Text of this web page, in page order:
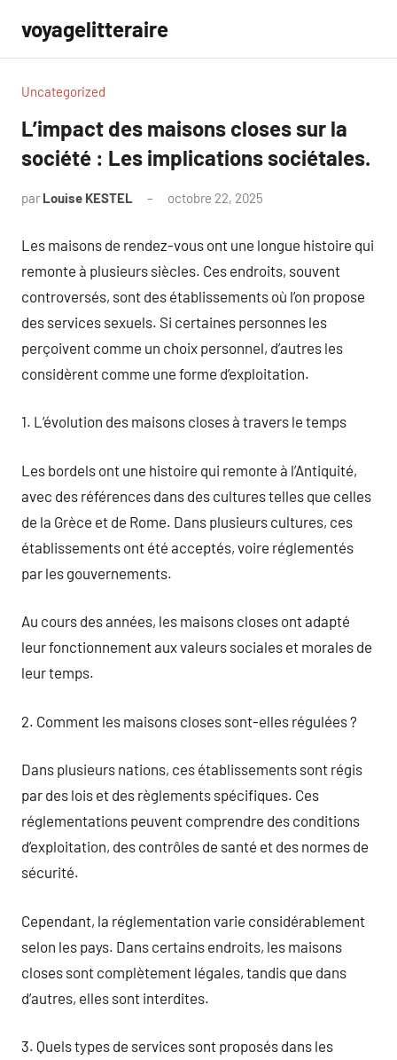
contenu
voyagelitteraire
Uncategorized
L’impact des maisons closes sur la
société : Les implications sociétales.
par Louise KESTEL octobre 22, 2025
Les maisons de rendez-vous ont une longue histoire qui
remonte à plusieurs siècles. Ces endroits, souvent
controversés, sont des établissements où l’on propose
des services sexuels. Si certaines personnes les
perçoivent comme un choix personnel, d’autres les
considèrent comme une forme d’exploitation.
1. L’évolution des maisons closes à travers le temps
Les bordels ont une histoire qui remonte à l’Antiquité,
avec des références dans des cultures telles que celles
de la Grèce et de Rome. Dans plusieurs cultures, ces
établissements ont été acceptés, voire réglementés
par les gouvernements.
Au cours des années, les maisons closes ont adapté
leur fonctionnement aux valeurs sociales et morales de
leur temps.
2. Comment les maisons closes sont-elles régulées ?
Dans plusieurs nations, ces établissements sont régis
par des lois et des règlements spécifiques. Ces
réglementations peuvent comprendre des conditions
d’exploitation, des contrôles de santé et des normes de
sécurité.
Cependant, la réglementation varie considérablement
selon les pays. Dans certains endroits, les maisons
closes sont complètement légales, tandis que dans
d’autres, elles sont interdites.
3. Quels types de services sont proposés dans les